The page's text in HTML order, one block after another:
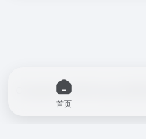
Copyright © 2026
首页